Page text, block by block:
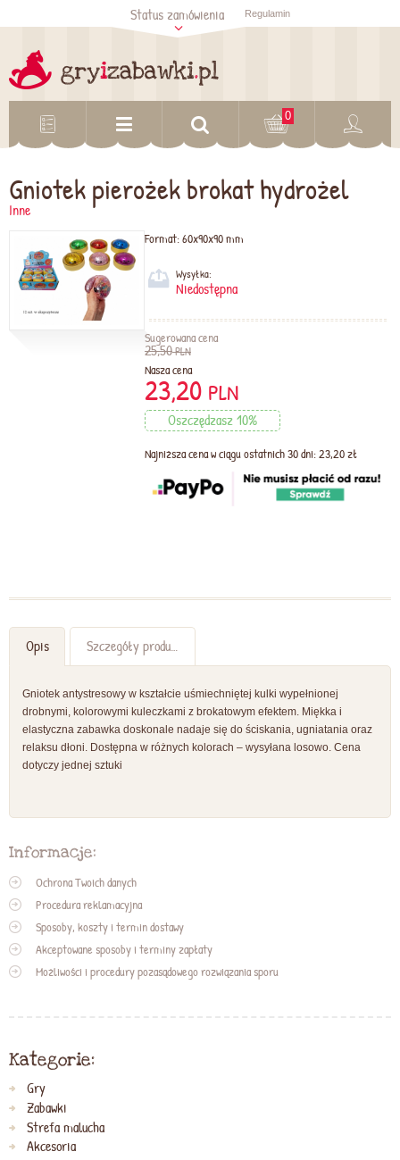
Sprawdź status
zamówienia
Status zamówienia Regulamin
0
Gniotek pierożek brokat hydrożel
Inne
Format:60x90x90 mm
Wysyłka:
Niedostępna
Sugerowana cena
25,50PLN
Nasza cena
23,20 PLN
Oszczędzasz 10%
Najniższa cena w ciągu ostatnich 30 dni: 23,20 zł
Opis Szczegóły produktu
Gniotek antystresowy w kształcie uśmiechniętej kulki wypełnionej
drobnymi, kolorowymi kuleczkami z brokatowym efektem. Miękka i
elastyczna zabawka doskonale nadaje się do ściskania, ugniatania oraz
relaksu dłoni. Dostępna w różnych kolorach – wysyłana losowo. Cena
dotyczy jednej sztuki
Informacje:
Ochrona Twoich danych
Procedura reklamacyjna
Sposoby, koszty i termin dostawy
Akceptowane sposoby i terminy zapłaty
Możliwości i procedury pozasądowego rozwiązania sporu
Kategorie:
Gry
Zabawki
Strefa malucha
Akcesoria